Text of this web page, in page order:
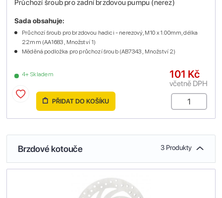
Průchozí šroub pro zadní brzdovou pumpu (nerez)
4+ Skladem
Sada obsahuje:
Průchozí šroub pro brzdovou hadici - nerezový, M10 x 1.00mm, délka
22mm (AA1683 , Množství 1)
Měděná podložka pro průchozí šroub (AB7343 , Množství 2)
101 Kč
včetně DPH
PŘIDAT DO KOŠÍKU
Brzdové kotouče 3 Produkty